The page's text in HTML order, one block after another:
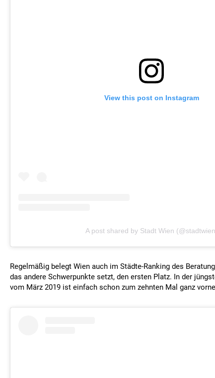
View this post on Instagram
A post shared by Stadt Wien
Regelmäßig belegt Wien auch im Städte-Ranking des
das andere Schwerpunkte setzt, den ersten Platz. In der
vom März 2019 ist einfach schon zum zehnten Mal ganz